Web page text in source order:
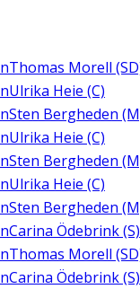
Thomas Morell
Ulrika Heie (C)
Sten Bergheden
Ulrika Heie (C)
Sten Bergheden
Ulrika Heie (C)
Sten Bergheden
Carina Ödebrink (S)
Thomas Morell
Carina Ödebrink (S)